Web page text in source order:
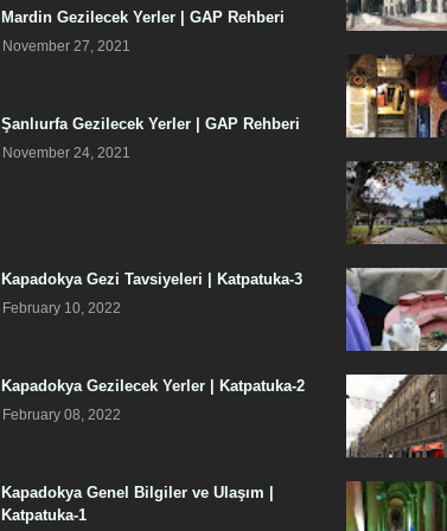
Mardin Gezilecek Yerler | GAP Rehberi
November 27, 2021
Şanlıurfa Gezilecek Yerler | GAP Rehberi
November 24, 2021
Kapadokya Gezi Tavsiyeleri | Katpatuka-3
February 10, 2022
Kapadokya Gezilecek Yerler | Katpatuka-2
February 08, 2022
Kapadokya Genel Bilgiler ve Ulaşım |
Katpatuka-1